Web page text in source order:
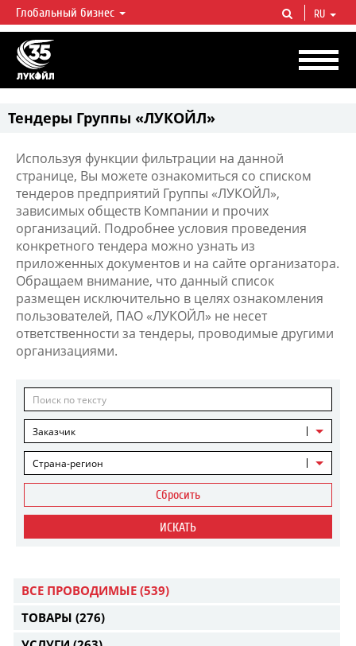
ЛУКОЙЛ СЕГОДНЯ
ЛУКОЙЛ — одна из крупнейших вертикально интегрированных
нефтегазовых компаний в мире, на долю которой приходится более 2%
мировой добычи нефти и около 1% доказанных запасов углеводородов.
Глобальный бизнес RU
Тендеры Группы «ЛУКОЙЛ»
Используя функции фильтрации на данной
странице, Вы можете ознакомиться со списком
тендеров предприятий Группы «ЛУКОЙЛ»,
зависимых обществ Компании и прочих
организаций. Подробнее условия проведения
конкретного тендера можно узнать из
приложенных документов и на сайте организатора.
Обращаем внимание, что данный список
размещен исключительно в целях ознакомления
пользователей, ПАО «ЛУКОЙЛ» не несет
ответственности за тендеры, проводимые другими
организациями.
Заказчик
Страна-регион
Сбросить
ИСКАТЬ
ВСЕ ПРОВОДИМЫЕ (539)
ТОВАРЫ (276)